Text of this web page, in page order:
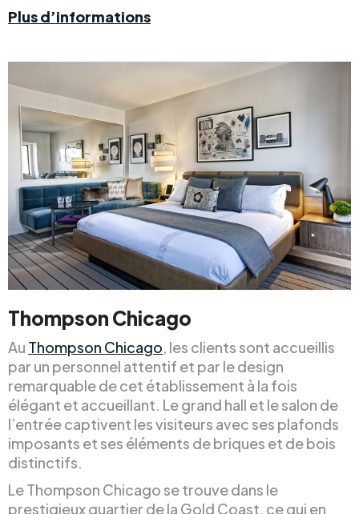
Plus d’informations
Thompson Chicago
Au Thompson Chicago, les clients sont accueillis
par un personnel attentif et par le design
remarquable de cet établissement à la fois
élégant et accueillant. Le grand hall et le salon de
l’entrée captivent les visiteurs avec ses plafonds
imposants et ses éléments de briques et de bois
distinctifs.
Le Thompson Chicago se trouve dans le
prestigieux quartier de la Gold Coast, ce qui en